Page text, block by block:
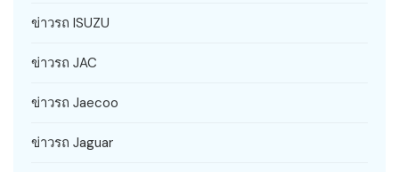
ข่าวรถ ISUZU
ข่าวรถ JAC
ข่าวรถ Jaecoo
ข่าวรถ Jaguar